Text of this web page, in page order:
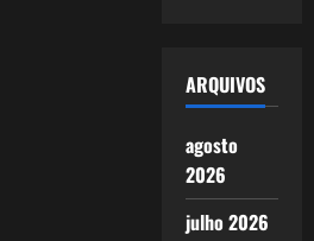
ARQUIVOS
agosto
2026
julho 2026